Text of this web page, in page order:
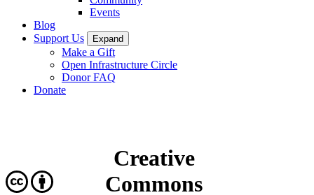
Events
Blog
Support Us
Expand
Make a Gift
Open Infrastructure Circle
Donor FAQ
Donate
Creative
Commons